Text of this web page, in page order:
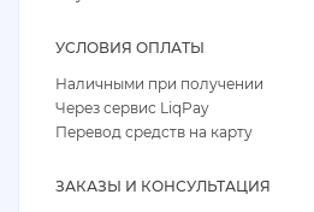
УСЛОВИЯ ОПЛАТЫ
Наличными при получении
Через сервис LiqPay
Перевод средств на карту
ЗАКАЗЫ И КОНСУЛЬТАЦИЯ